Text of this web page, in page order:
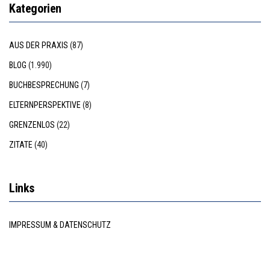
Kategorien
AUS DER PRAXIS (87)
BLOG (1.990)
BUCHBESPRECHUNG (7)
ELTERNPERSPEKTIVE (8)
GRENZENLOS (22)
ZITATE (40)
Links
IMPRESSUM & DATENSCHUTZ